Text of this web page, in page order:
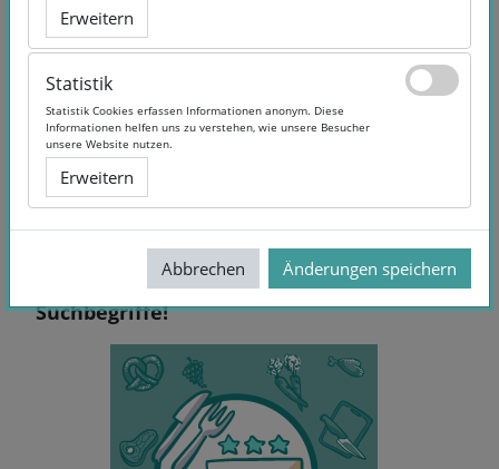
Keine Treffer - Versuchen Sie andere
Suchbegriffe!
Erweitern
Statistik
Statistik Cookies erfassen Informationen anonym. Diese
Informationen helfen uns zu verstehen, wie unsere Besucher
unsere Website nutzen.
Erweitern
Abbrechen Änderungen speichern
Erweitern
Statistik
Statistik Cookies erfassen Informationen anonym. Diese
Informationen helfen uns zu verstehen, wie unsere Besucher
unsere Website nutzen.
Erweitern
Abbrechen Änderungen speichern